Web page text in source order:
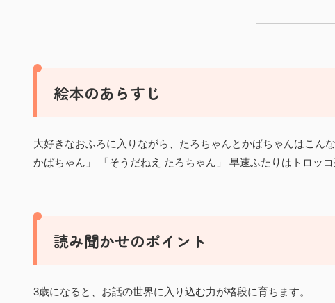
絵本のあらすじ
大好きなおふろに入りながら、たろちゃんとかばちゃんはこん
かばちゃん」 「そうだねえ たろちゃん」 早速ふたりはトロッ
読み聞かせのポイント
3歳になると、お話の世界に入り込む力が格段に育ちます。